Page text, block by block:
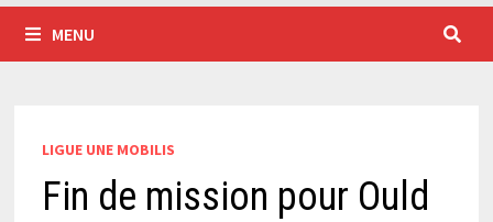
MENU
LIGUE UNE MOBILIS
Fin de mission pour Ould